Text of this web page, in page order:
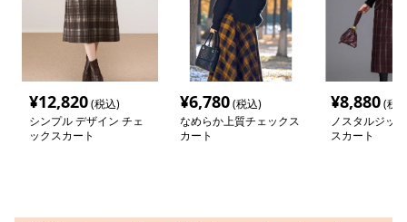
¥12,820(税込)
シンプル デザイン チェ
ックスカート
¥6,780(税込)
なめらか上質チェックス
カート
¥8,880(税
ノスタルジッ
スカート